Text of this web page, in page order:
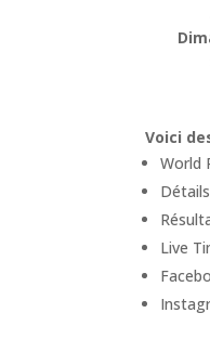
Voici
World
Live